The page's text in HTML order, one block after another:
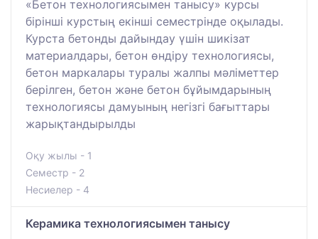
«Бетон технологиясымен танысу» курсы
бірінші курстың екінші семестрінде оқылады.
Курста бетонды дайындау үшін шикізат
материалдары, бетон өндіру технологиясы,
бетон маркалары туралы жалпы мәліметтер
берілген, бетон және бетон бұйымдарының
технологиясы дамуының негізгі бағыттары
жарықтандырылды
Оқу жылы - 1
Семестр - 2
Несиелер - 4
Керамика технологиясымен танысу